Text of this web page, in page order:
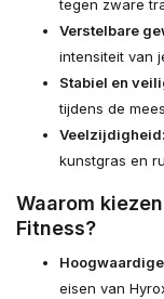
tegen zware
Verstelbare
intensiteit van
Stabiel en
tijdens de
Veelzijdigheid:
kunstgras en
Waarom
Fitness?
eisen van